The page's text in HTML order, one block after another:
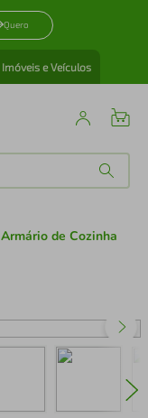
Quero
Imóveis e Veículos
Armário de Cozinha